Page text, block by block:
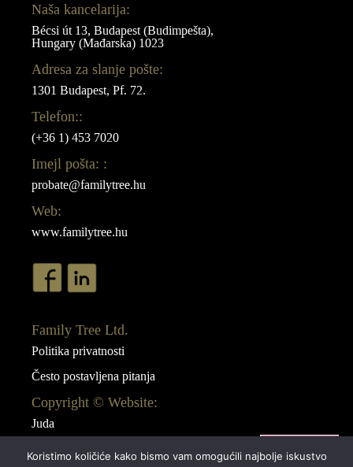
Naša kancelarija:
Bécsi út 13, Budapest (Budimpešta),
Hungary (Mađarska) 1023
Adresa za slanje pošte:
1301 Budapest, Pf. 72.
Telefon::
(+36 1) 453 7020
Imejl pošta: :
probate@familytree.hu
Web:
www.familytree.hu
Family Tree Ltd.
Politika privatnosti
Često postavljena pitanja
Copyright © Website:
Juda
Webdesign:
Koristimo količiće kako bismo vam omogućili najbolje iskustvo